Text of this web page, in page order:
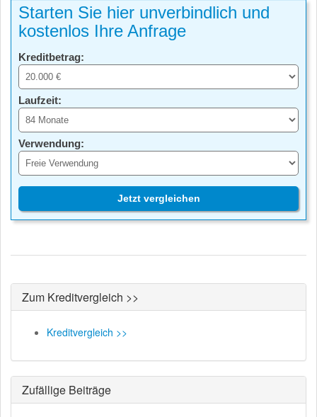
Starten Sie hier unverbindlich und
kostenlos Ihre Anfrage
Kreditbetrag:
Laufzeit:
Verwendung:
Jetzt vergleichen
Zum Kreditvergleich >>
Kreditvergleich >>
Zufällige Beiträge